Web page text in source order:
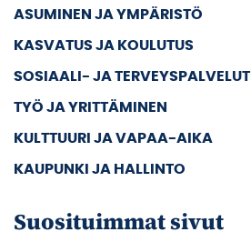
ASUMINEN JA YMPÄRISTÖ
KASVATUS JA KOULUTUS
SOSIAALI- JA TERVEYSPALVELUT
TYÖ JA YRITTÄMINEN
KULTTUURI JA VAPAA-AIKA
KAUPUNKI JA HALLINTO
Suosituimmat sivut